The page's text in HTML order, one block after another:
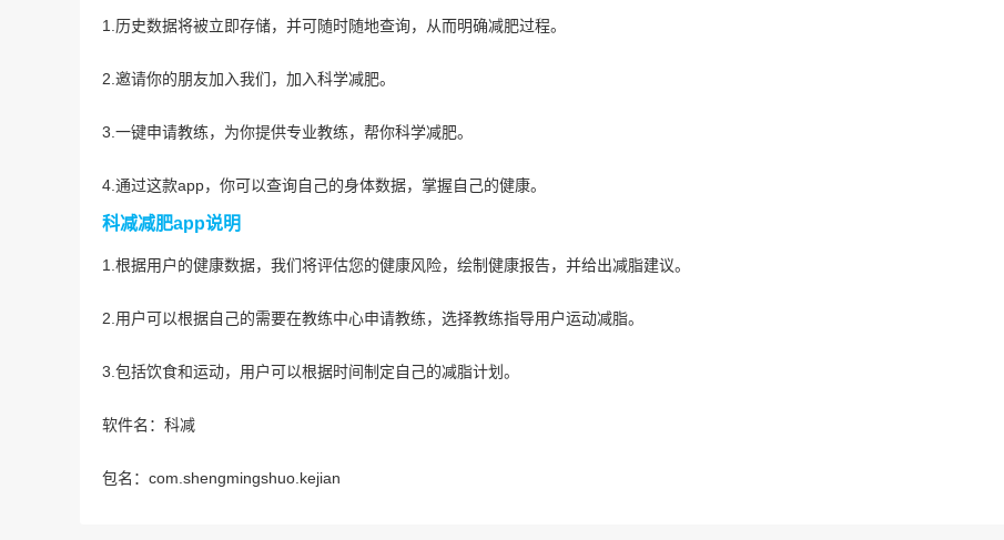
1.历史数据将被立即存储，并可随时随地查询，从而明确减肥过程。
2.邀请你的朋友加入我们，加入科学减肥。
3.一键申请教练，为你提供专业教练，帮你科学减肥。
4.通过这款app，你可以查询自己的身体数据，掌握自己的健康。
科减减肥app说明
1.根据用户的健康数据，我们将评估您的健康风险，绘制健康报告，并给出减脂建议。
2.用户可以根据自己的需要在教练中心申请教练，选择教练指导用户运动减脂。
3.包括饮食和运动，用户可以根据时间制定自己的减脂计划。
软件名：科减
包名：com.shengmingshuo.kejian